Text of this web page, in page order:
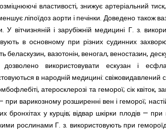
властивості, знижує артеріальний
ліпоїдоз аорти і печінки. Доведено також
У вітчизняній і зарубіжній медицині Г. з.
в основному при різних судинних
беласкузин, вазотонін, веногал, веностазин,
дозволено використовувати ескузан і
в народній медицині: свіжовидавлений
атеросклерозі та геморої; сік квіток,
при варикозному розширенні вен і геморої;
бронхітах у курців; відвар шкірки плодів —
рослинами Г. з. використовують при